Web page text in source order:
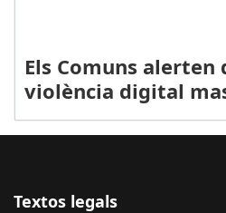
Els Comuns
violència digital
Textos legals